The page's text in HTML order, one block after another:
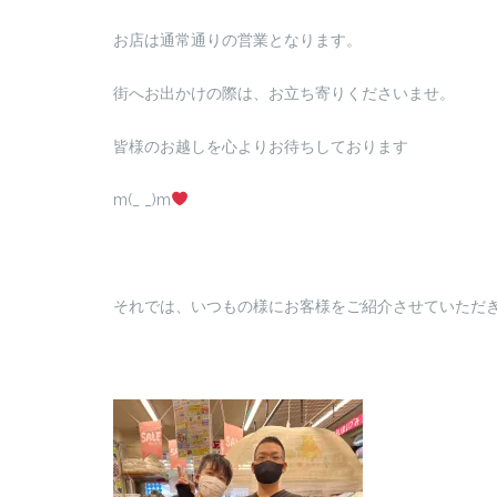
お店は通常通りの営業となります。
街へお出かけの際は、お立ち寄りくださいませ。
皆様のお越しを心よりお待ちしております
m(_ _)m
それでは、いつもの様にお客様をご紹介させていただ